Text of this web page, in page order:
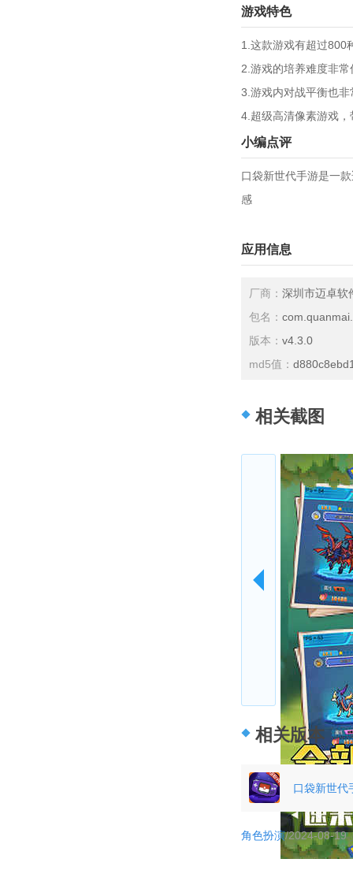
游戏特色
1.这款游戏有超过800
2.游戏的培养难度非
3.游戏内对战平衡也
4.超级高清像素游戏
小编点评
口袋新世代手游是一
感
应用信息
厂商： 深圳市迈卓软
包名：
版本： v4.3.0
md5值：
相关截图
相关版本
口袋新世代
角色扮演/2024-08-19